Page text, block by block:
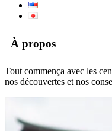
À propos
Tout commença avec les
nos découvertes et nos